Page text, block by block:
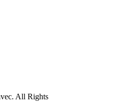
All Rights